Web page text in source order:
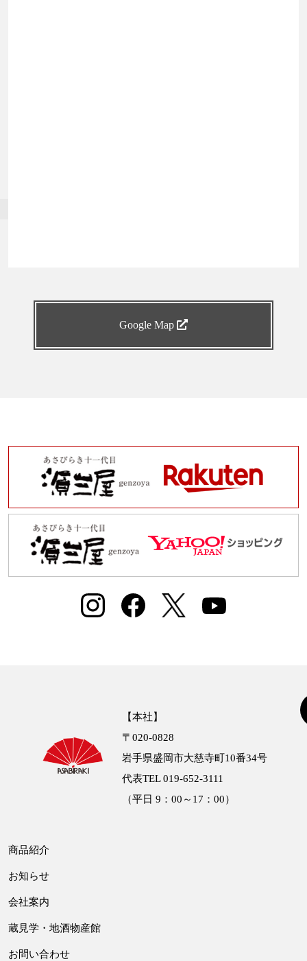
Google Map
【本社】
〒020-0828
岩手県盛岡市大慈寺町10番34号
代表TEL 019-652-3111
（平日 9：00～17：00）
商品紹介
お知らせ
会社案内
蔵見学・地酒物産館
お問い合わせ